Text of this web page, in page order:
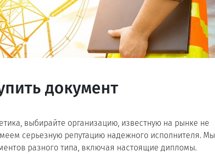
документ
выбирайте организацию, известную на рынке не
серьезную репутацию надежного исполнителя. Мы
разного типа, включая настоящие дипломы.